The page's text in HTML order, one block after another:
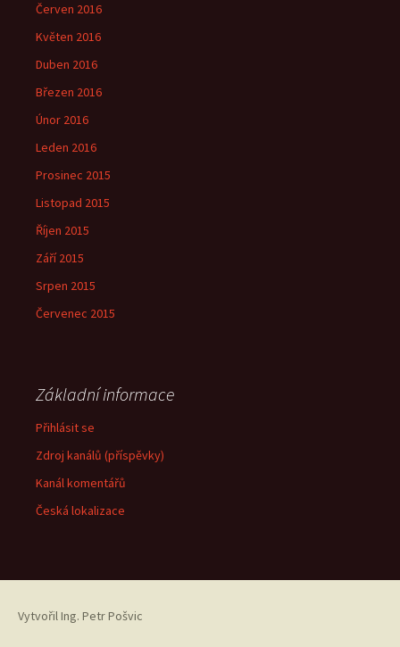
Červen 2016
Květen 2016
Duben 2016
Březen 2016
Únor 2016
Leden 2016
Prosinec 2015
Listopad 2015
Říjen 2015
Září 2015
Srpen 2015
Červenec 2015
Základní informace
Přihlásit se
Zdroj kanálů (příspěvky)
Kanál komentářů
Česká lokalizace
VytvořilIng. Petr Pošvic